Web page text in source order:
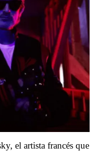
el artista francés que